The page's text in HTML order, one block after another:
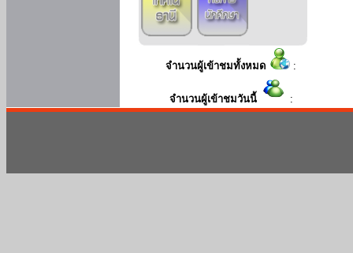
จำนวนผู้เข้าชมทั้งหมด :
จำนวนผู้เข้าชมวันนี้ :